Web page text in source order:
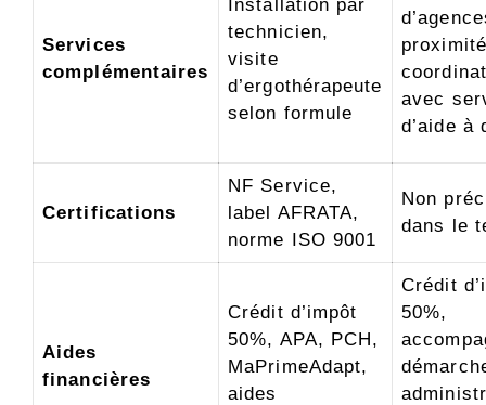
Services
complémentaires
Installation par
technicien,
visite
d’ergothérapeute
selon formule
avec
d’aide à
Certifications
NF Service,
label AFRATA,
norme ISO 9001
Non
dans le
Aides
financières
Crédit d’impôt
50%, APA, PCH,
MaPrimeAdapt,
aides
Crédit
50%,